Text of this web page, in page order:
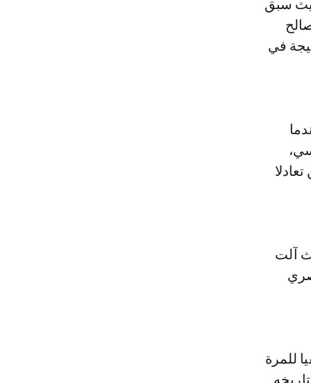
في
بدوري الأبطال سنة 2011، عندما
الذهاب 3-3، في حين تعادلا
حيث آلت
للمرة